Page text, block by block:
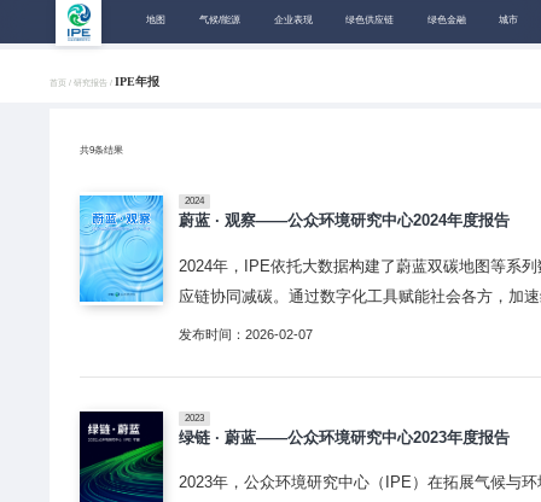
地图 气候/能源 企业表现 绿色供应链 绿色金融 城市
首页 / 研究报告 / IPE年报
共9条结果
2024
蔚蓝 · 观察——公众环境研究中心2024年度报告
2024年，IPE依托大数据构建了蔚蓝双碳地图等系
应链协同减碳。通过数字化工具赋能社会各方，加
发布时间：2026-02-07
2023
绿链 · 蔚蓝——公众环境研究中心2023年度报告
2023年，公众环境研究中心（IPE）在拓展气候与